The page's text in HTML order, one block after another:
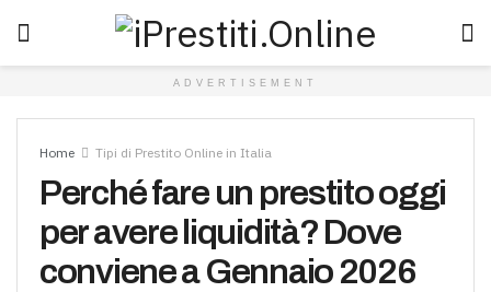
ADVERTISEMENT
Home Tipi di Prestito Online in Italia
Perché fare un prestito oggi
per avere liquidità? Dove
conviene a Gennaio 2026